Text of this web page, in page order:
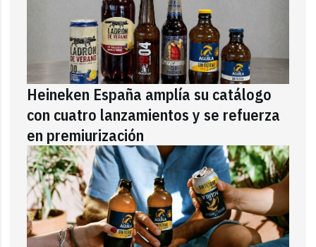
Heineken España amplía su catálogo
con cuatro lanzamientos y se refuerza
en premiurización